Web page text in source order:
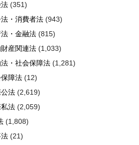
(351)
・消費者法 (943)
・金融法 (815)
産関連法 (1,033)
・社会保障法 (1,281)
障法 (12)
法 (2,619)
法 (2,059)
(1,808)
(21)